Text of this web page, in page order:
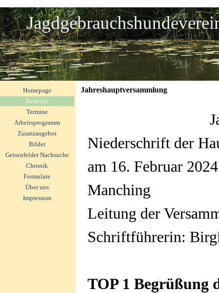
Menü überspringen
Homepage
Berichte
Termine
Arbeitsprogramm
Zusatzangebot
Bilder
▼
Geisenfelder Nachsuche
Chronik
▼
Formulare
Über uns
Impressum
Jahreshauptversammlung
Niederschrift der
am 16. Februar
Manching
Leitung der
Schriftführerin:
TOP 1 Begrüßung